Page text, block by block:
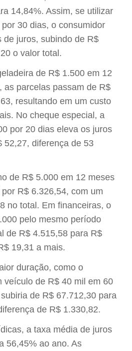
14,84%. Assim, se utilizar
30 dias, o consumidor
de juros, subindo de R$
o valor total.
de R$ 1.500 em 12
as parcelas passam de R$
resultando em um custo
No cheque especial, a
por 20 dias eleva os juros
52,27, diferença de 53
de R$ 5.000 em 12 meses
R$ 6.326,54, com um
no total. Em financeiras, o
pelo mesmo período
de R$ 4.515,58 para R$
19,31 a mais.
duração, como o
veículo de R$ 40 mil em 60
de R$ 67.712,30 para
de R$ 1.330,82.
a taxa média de juros
56,45% ao ano. As